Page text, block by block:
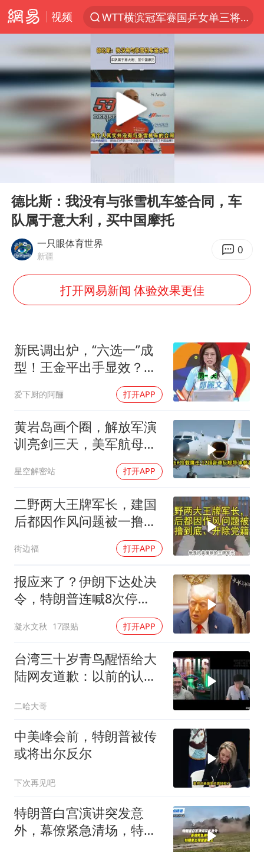
视频
WTT横滨冠军赛国乒女单三将晋级四强
日本发布排名：“中国第一，美日德韩英法居后”
央视新主播李秋莹孙亚鹏亮相
大V：马科斯把路走绝了
情侣在平潭拍日出时坠崖致一死一伤
唐田赛前发布会上引用《孙子兵法》
宇树王兴兴被问了360多个问题
几元成本的AI广告导致千万市值蒸发
台当局重金为“台独”织“皇帝新衣”
郑丽文：台湾从来没有“独立”过
乐享全民健身 共筑健康中国
德比斯：我没有与张雪机车签合同，车
队属于意大利，买中国摩托
一只眼体育世界
新疆 0
打开网易新闻 体验效果更佳
新民调出炉，“六选一”成
型！王金平出手显效？蓝
爱下厨的阿酾 打开APP
黄岩岛画个圈，解放军演
训亮剑三天，美军航母从
星空解密站 打开APP
二野两大王牌军长，建国
后都因作风问题被一撸到
街边福 打开APP
报应来了？伊朗下达处决
令，特朗普连喊8次停
手，海外资产遭清算
凝水文秋 17跟贴 打开APP
台湾三十岁青鸟醒悟给大
陆网友道歉：以前的认真
二哈大哥
中美峰会前，特朗普被传
或将出尔反尔
下次再见吧
特朗普白宫演讲突发意
外，幕僚紧急清场，特朗